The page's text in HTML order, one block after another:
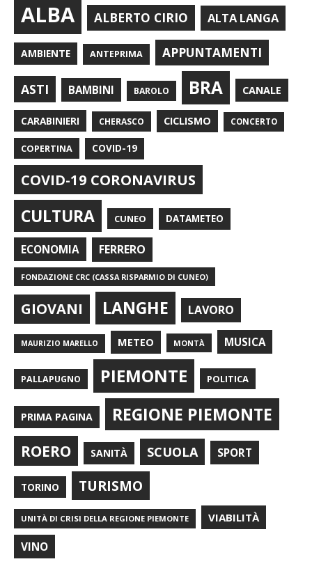
ALBA ALBERTO CIRIO ALTA LANGA
AMBIENTE ANTEPRIMA APPUNTAMENTI
ASTI BAMBINI BAROLO BRA CANALE
CARABINIERI CHERASCO CICLISMO CONCERTO
COPERTINA COVID-19
COVID-19 CORONAVIRUS
CULTURA CUNEO DATAMETEO
ECONOMIA FERRERO
FONDAZIONE CRC (CASSA RISPARMIO DI CUNEO)
GIOVANI LANGHE LAVORO
MAURIZIO MARELLO METEO MONTÀ MUSICA
PALLAPUGNO PIEMONTE POLITICA
PRIMA PAGINA REGIONE PIEMONTE
ROERO SANITÀ SCUOLA SPORT
TORINO TURISMO
UNITÀ DI CRISI DELLA REGIONE PIEMONTE VIABILITÀ
VINO